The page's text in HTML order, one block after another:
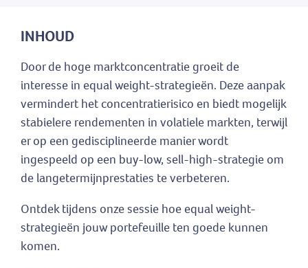
INHOUD
Door de hoge marktconcentratie groeit de
interesse in equal weight-strategieën. Deze aanpak
vermindert het concentratierisico en biedt mogelijk
stabielere rendementen in volatiele markten, terwijl
er op een gedisciplineerde manier wordt
ingespeeld op een buy-low, sell-high-strategie om
de langetermijnprestaties te verbeteren.
Ontdek tijdens onze sessie hoe equal weight-
strategieën jouw portefeuille ten goede kunnen
komen.